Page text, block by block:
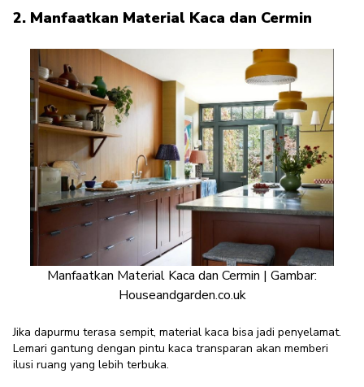
2. Manfaatkan Material Kaca dan Cermin
Manfaatkan Material Kaca dan Cermin | Gambar:
Houseandgarden.co.uk
Jika dapurmu terasa sempit, material kaca bisa jadi penyelamat.
Lemari gantung dengan pintu kaca transparan akan memberi
ilusi ruang yang lebih terbuka.